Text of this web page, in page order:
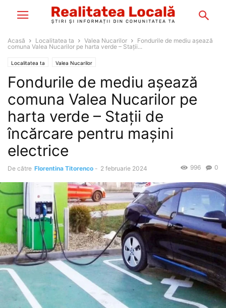
Acasă Localitatea ta Valea Nucarilor
Fondurile de mediu așează
comuna Valea Nucarilor pe harta verde – Stații...
Localitatea ta Valea Nucarilor
Fondurile de mediu așează
comuna Valea Nucarilor pe
harta verde – Stații de
încărcare pentru mașini
electrice
De către Florentina Titorenco - 2 februarie 2024 0
996